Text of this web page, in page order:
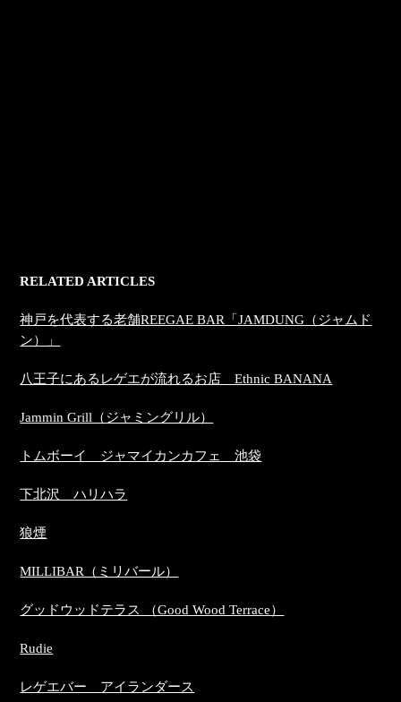
RELATED ARTICLES
神戸を代表する老舗REEGAE BAR「JAMDUNG（ジャムド
ン）」
八王子にあるレゲエが流れるお店 Ethnic BANANA
Jammin Grill（ジャミングリル）
トムボーイ ジャマイカンカフェ 池袋
下北沢 ハリハラ
狼煙
MILLIBAR（ミリバール）
グッドウッドテラス （Good Wood Terrace）
Rudie
レゲエバー アイランダース